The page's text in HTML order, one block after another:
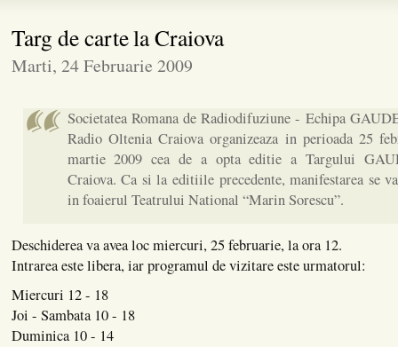
Targ de carte la Craiova
Marti, 24 Februarie 2009
Societatea Romana de Radiodifuziune - Echipa
Radio Oltenia Craiova organizeaza in perioada 25
martie 2009 cea de a opta editie a Targului
Craiova. Ca si la editiile precedente, manifestarea se
in foaierul Teatrului National “Marin Sorescu”.
Deschiderea va avea loc miercuri, 25 februarie, la ora 12.
Intrarea este libera, iar programul de vizitare este urmatorul:
Miercuri 12 - 18
Joi - Sambata 10 - 18
Duminica 10 - 14